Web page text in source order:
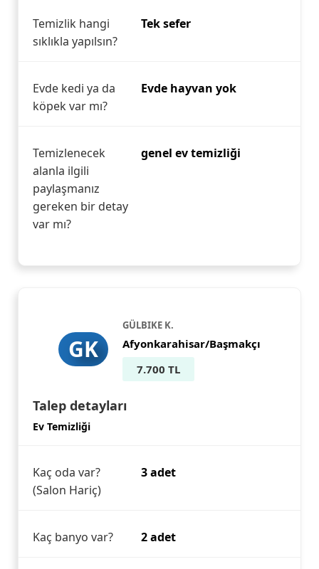
Temizlik hangi
sıklıkla yapılsın?
Tek sefer
Evde kedi ya da
köpek var mı?
Evde hayvan yok
Temizlenecek
alanla ilgili
paylaşmanız
gereken bir detay
var mı?
genel ev temizliği
GK
GÜLBIKE K.
Afyonkarahisar/Başmakçı
7.700 TL
Talep detayları
Ev Temizliği
Kaç oda var?
(Salon Hariç)
3 adet
Kaç banyo var? 2 adet